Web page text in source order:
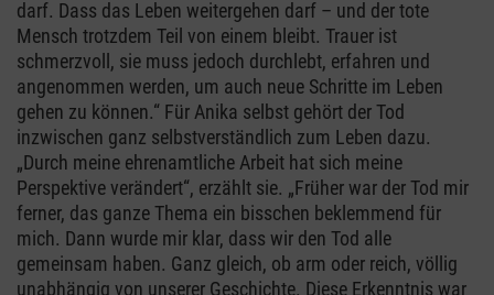
darf. Dass das Leben weitergehen darf – und der tote
Mensch trotzdem Teil von einem bleibt. Trauer ist
schmerzvoll, sie muss jedoch durchlebt, erfahren und
angenommen werden, um auch neue Schritte im Leben
gehen zu können.“ Für Anika selbst gehört der Tod
inzwischen ganz selbstverständlich zum Leben dazu.
„Durch meine ehrenamtliche Arbeit hat sich meine
Perspektive verändert“, erzählt sie. „Früher war der Tod mir
ferner, das ganze Thema ein bisschen beklemmend für
mich. Dann wurde mir klar, dass wir den Tod alle
gemeinsam haben. Ganz gleich, ob arm oder reich, völlig
unabhängig von unserer Geschichte. Diese Erkenntnis war